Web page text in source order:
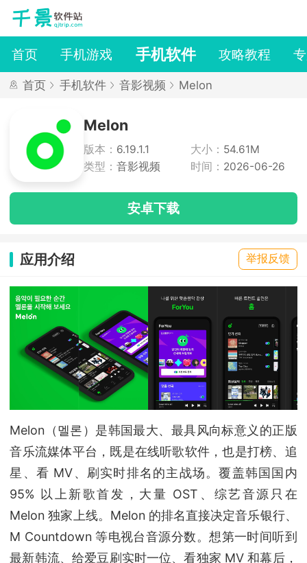
首页 手机游戏 手机软件 攻略教程
首页 手机软件 音影视频 Melon
Melon
版本： 6.19.1.1 大小： 54.61M
类型： 音影视频 时间： 2026-06-26
安卓下载
应用介绍 举报反馈
Melon（멜론）是韩国最大、最具风向标意义的正版
音乐流媒体平台，既是在线听歌软件，也是打榜、追
星、看 MV、刷实时排名的主战场。覆盖韩国国内
95% 以上新歌首发，大量 OST、综艺音源只在
Melon 独家上线。Melon 的排名直接决定音乐银行、
M Countdown 等电视台音源分数。想第一时间听到
最新韩流、给爱豆刷实时一位、看独家 MV 和幕后，